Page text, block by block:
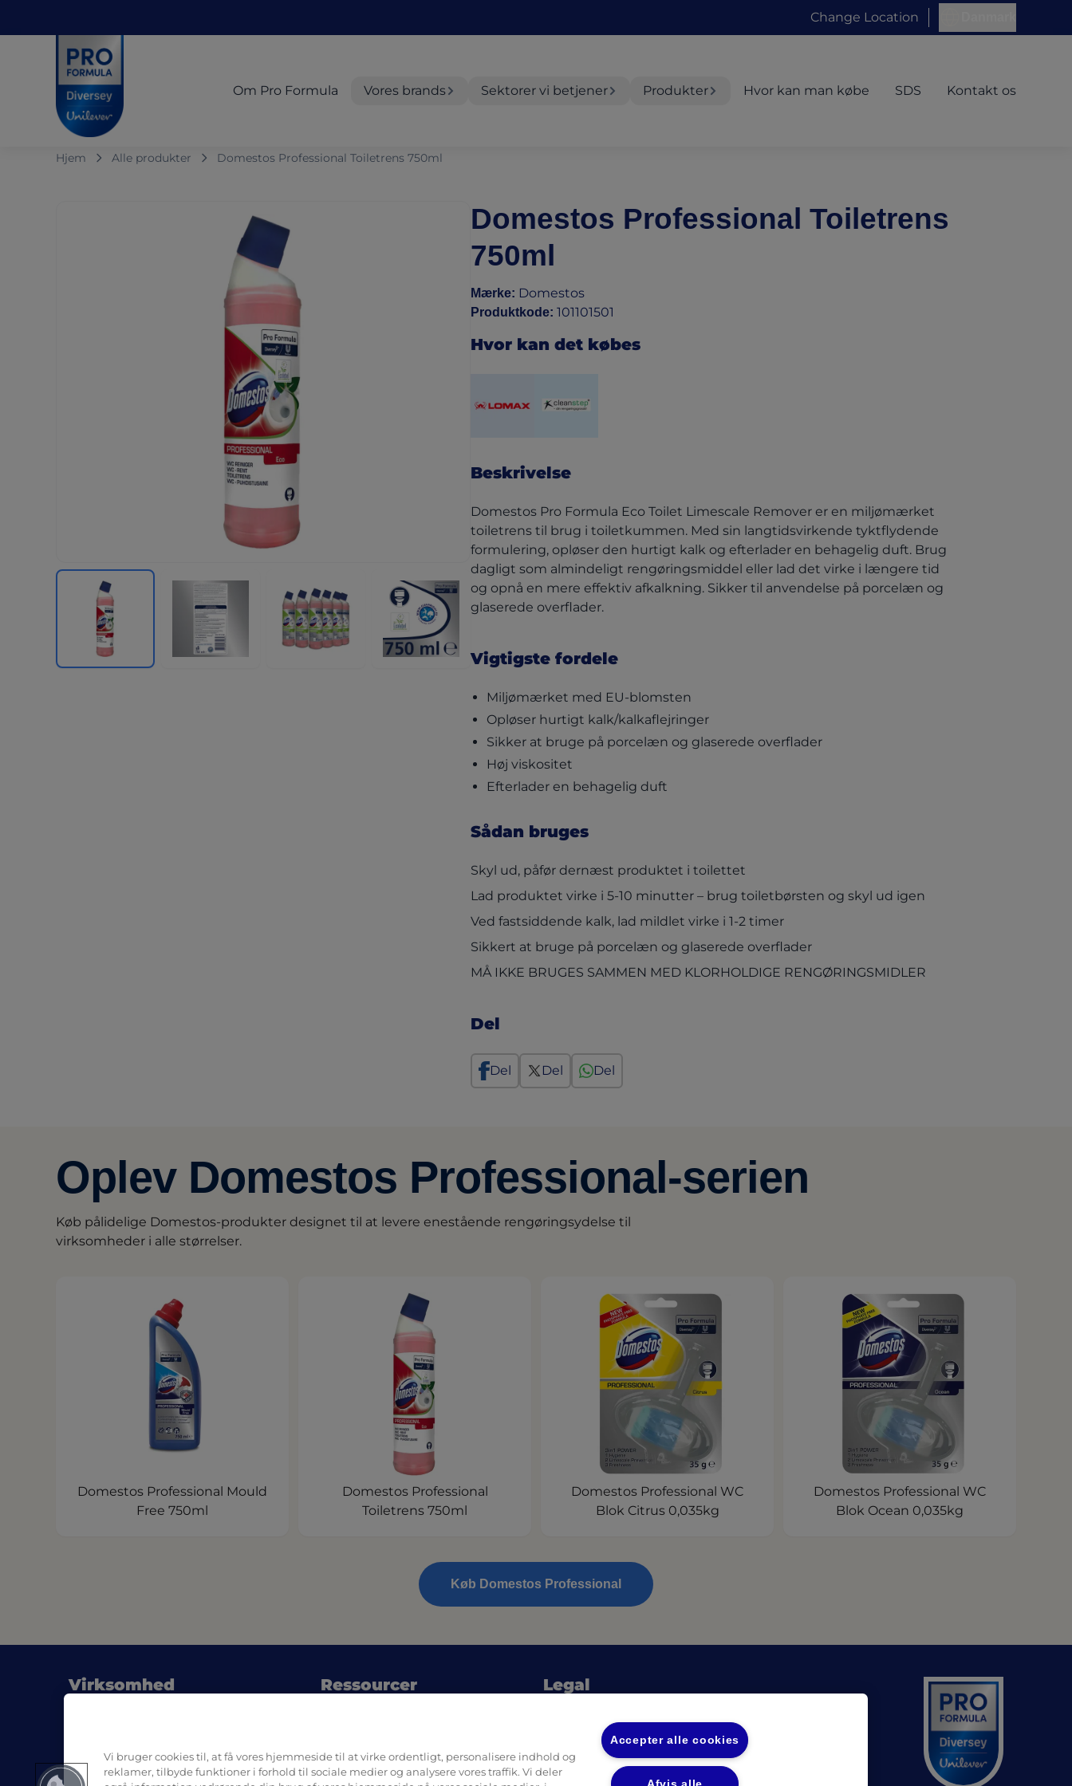
Change Location
Om Pro Formula Vores brands Sektorer vi betjener Produkter Hvor kan man købe SDS Kontakt os
Hjem Alle produkter Domestos Professional Toiletrens 750ml
Domestos Professional Toiletrens
750ml
Mærke: Domestos
Produktkode: 101101501
Hvor kan det købes
Beskrivelse
Domestos Pro Formula Eco Toilet Limescale Remover er en miljømærket
toiletrens til brug i toiletkummen. Med sin langtidsvirkende tyktflydende
formulering, opløser den hurtigt kalk og efterlader en behagelig duft. Brug
dagligt som almindeligt rengøringsmiddel eller lad det virke i længere tid
og opnå en mere effektiv afkalkning. Sikker til anvendelse på porcelæn og
glaserede overflader.
Vigtigste fordele
Miljømærket med EU-blomsten
Opløser hurtigt kalk/kalkaflejringer
Sikker at bruge på porcelæn og glaserede overflader
Høj viskositet
Efterlader en behagelig duft
Sådan bruges
Skyl ud, påfør dernæst produktet i toilettet
Lad produktet virke i 5-10 minutter – brug toiletbørsten og skyl ud igen
Ved fastsiddende kalk, lad mildlet virke i 1-2 timer
Sikkert at bruge på porcelæn og glaserede overflader
MÅ IKKE BRUGES SAMMEN MED KLORHOLDIGE RENGØRINGSMIDLER
Del
Del Del Del
Oplev Domestos Professional-serien
Køb pålidelige Domestos-produkter designet til at levere enestående rengøringsydelse til
virksomheder i alle størrelser.
Domestos Professional Mould
Free 750ml
Domestos Professional
Toiletrens 750ml
Domestos Professional WC
Blok Citrus 0,035kg
Domestos Professional WC
Blok Ocean 0,035kg
Køb Domestos Professional
Virksomhed
Kontakt os
Ressourcer Legal
Privatlivspolitik Diversey
(opens in a new tab)
Vi bruger cookies til, at få vores hjemmeside til at virke ordentligt, personalisere indhold og
reklamer, tilbyde funktioner i forhold til sociale medier og analysere vores traffik. Vi deler
Accepter alle cookies
Afvis alle